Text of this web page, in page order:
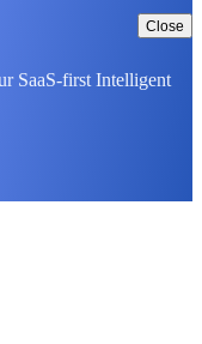
Close
SaaS-first Intelligent